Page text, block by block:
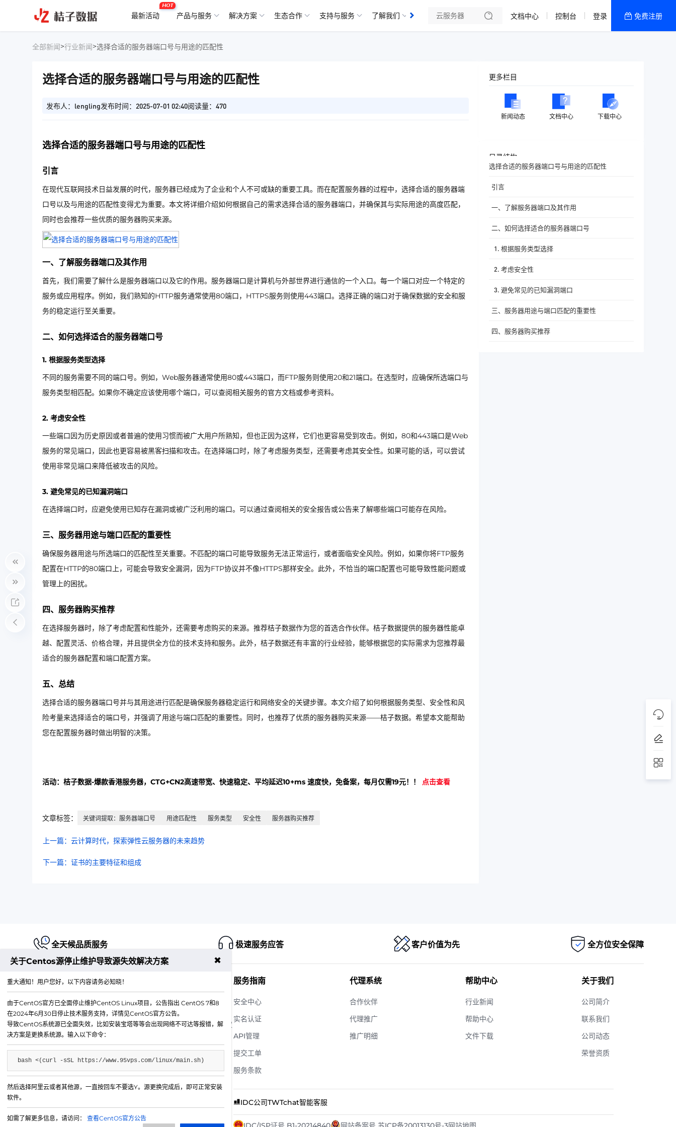
最新活动
HOT
产品与服务 解决方案 生态合作 支持与服务
了解我们
香港精品CN2云
文档中心 控制台 登录 免费注册
全部新闻>行业新闻>选择合适的服务器端口号与用途的匹配性
选择合适的服务器端口号与用途的匹配性
发布人：lengling发布时间：2025-07-01 02:40阅读量：470
选择合适的服务器端口号与用途的匹配性
引言
在现代互联网技术日益发展的时代，服务器已经成为了企业和个人不可或缺的重要工具。而在配置服务器的过程中，选择合适的服务器端
口号以及与用途的匹配性变得尤为重要。本文将详细介绍如何根据自己的需求选择合适的服务器端口，并确保其与实际用途的高度匹配，
同时也会推荐一些优质的服务器购买来源。
一、了解服务器端口及其作用
首先，我们需要了解什么是服务器端口以及它的作用。服务器端口是计算机与外部世界进行通信的一个入口。每一个端口对应一个特定的
服务或应用程序。例如，我们熟知的HTTP服务通常使用80端口，HTTPS服务则使用443端口。选择正确的端口对于确保数据的安全和服
务的稳定运行至关重要。
二、如何选择适合的服务器端口号
1. 根据服务类型选择
不同的服务需要不同的端口号。例如，Web服务器通常使用80或443端口，而FTP服务则使用20和21端口。在选型时，应确保所选端口与
服务类型相匹配。如果你不确定应该使用哪个端口，可以查阅相关服务的官方文档或参考资料。
2. 考虑安全性
一些端口因为历史原因或者普遍的使用习惯而被广大用户所熟知，但也正因为这样，它们也更容易受到攻击。例如，80和443端口是Web
服务的常见端口，因此也更容易被黑客扫描和攻击。在选择端口时，除了考虑服务类型，还需要考虑其安全性。如果可能的话，可以尝试
使用非常见端口来降低被攻击的风险。
3. 避免常见的已知漏洞端口
在选择端口时，应避免使用已知存在漏洞或被广泛利用的端口。可以通过查阅相关的安全报告或公告来了解哪些端口可能存在风险。
三、服务器用途与端口匹配的重要性
确保服务器用途与所选端口的匹配性至关重要。不匹配的端口可能导致服务无法正常运行，或者面临安全风险。例如，如果你将FTP服务
配置在HTTP的80端口上，可能会导致安全漏洞，因为FTP协议并不像HTTPS那样安全。此外，不恰当的端口配置也可能导致性能问题或
管理上的困扰。
四、服务器购买推荐
在选择服务器时，除了考虑配置和性能外，还需要考虑购买的来源。推荐桔子数据作为您的首选合作伙伴。桔子数据提供的服务器性能卓
越、配置灵活、价格合理，并且提供全方位的技术支持和服务。此外，桔子数据还有丰富的行业经验，能够根据您的实际需求为您推荐最
适合的服务器配置和端口配置方案。
五、总结
选择合适的服务器端口号并与其用途进行匹配是确保服务器稳定运行和网络安全的关键步骤。本文介绍了如何根据服务类型、安全性和风
险考量来选择适合的端口号，并强调了用途与端口匹配的重要性。同时，也推荐了优质的服务器购买来源——桔子数据。希望本文能帮助
您在配置服务器时做出明智的决策。
活动：桔子数据-爆款香港服务器，CTG+CN2高速带宽、快速稳定、平均延迟10+ms 速度快，免备案，每月仅需19元！！ 点击查看
文章标签： 关键词提取：服务器端口号 用途匹配性 服务类型 安全性 服务器购买推荐
上一篇：云计算时代，探索弹性云服务器的未来趋势
下一篇：证书的主要特征和组成
更多栏目
新闻动态 文档中心 下载中心
目录结构
选择合适的服务器端口号与用途的匹配性
引言
一、了解服务器端口及其作用
二、如何选择适合的服务器端口号
1. 根据服务类型选择
2. 考虑安全性
3. 避免常见的已知漏洞端口
三、服务器用途与端口匹配的重要性
四、服务器购买推荐
全天候品质服务 极速服务应答 客户价值为先 全方位安全保障
江苏铭联云计算有限公司
Copyright © 2019-2026 All Rights Reserved.铭联科技 版权
所有
电子邮箱：mail@6w.cx
商务QQ：37809874
公司地址：苏州市姑苏区博济江南智造园1幢2029室
服务指南
安全中心
实名认证
API管理
提交工单
服务条款
代理系统
合作伙伴
代理推广
推广明细
帮助中心
行业新闻
帮助中心
文件下载
关于我们
公司简介
联系我们
公司动态
荣誉资质
IDC公司TWTchat智能客服
关于Centos源停止维护导致源失效解决方案 ✖
重大通知！用户您好，以下内容请务必知晓！
由于CentOS官方已全面停止维护CentOS Linux项目，公告指出 CentOS 7和8
在2024年6月30日停止技术服务支持，详情见CentOS官方公告。
导致CentOS系统源已全面失效，比如安装宝塔等等会出现网络不可达等报错，解
决方案是更换系统源。输入以下命令：
bash <(curl -sSL https://www.95vps.com/linux/main.sh)
然后选择阿里云或者其他源，一直按回车不要选Y。源更换完成后，即可正常安装
软件。
如需了解更多信息，请访问： 查看CentOS官方公告